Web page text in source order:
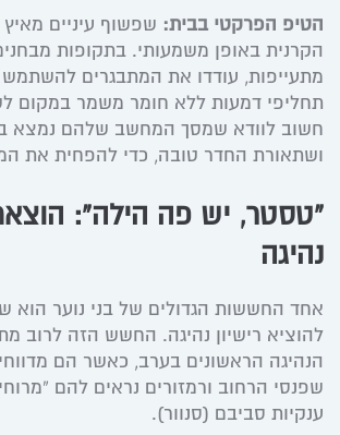
הטיפ הפרקטי בבית: שפשוף עיניים
הקרנית באופן משמעותי. בתקופות
מתעייפות, עודדו את המתבגרים
תחליפי דמעות ללא חומר משמר במקום
חשוב לוודא שמסך המחשב שלהם נמצא
ושתאורת החדר טובה, כדי להפחית את
“טסטר, יש פה הילה”:
נהיגה
אחד החששות הגדולים של בני נוער הוא
להוציא רישיון נהיגה. החשש הזה לרוב
הנהיגה הראשונים בערב, כאשר הם
שפנסי הרחוב ורמזורים נראים להם
ענקיות סביבם (סנוור).